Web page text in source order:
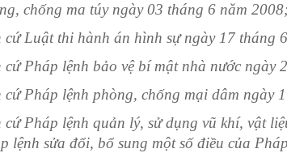
chống ma túy ngày 03 tháng 6 năm 2008;
cứ Luật thi hành án hình sự ngày 17 tháng
cứ Pháp lệnh bảo vệ bímật nhà nước ngày
cứ Pháp lệnh phòng, chống mại dâm ngày
cứ Pháp lệnh quản lý, sử dụng vũ khí, vật l
lệnh sửa đổi, bổ sung một sốđiều của